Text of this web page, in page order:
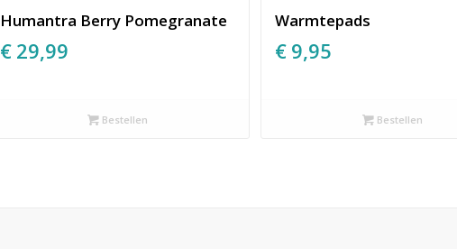
Humantra Berry Pomegranate
€ 29,99
Bestellen
Warmtepads
€ 9,95
Bestellen